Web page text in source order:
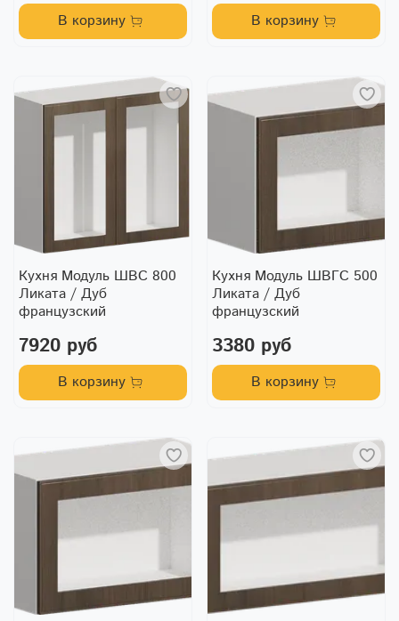
В корзину В корзину
Кухня Модуль ШВС 800
Ликата / Дуб
французский
7920 руб
В корзину
Кухня Модуль ШВГС 500
Ликата / Дуб
французский
3380 руб
В корзину